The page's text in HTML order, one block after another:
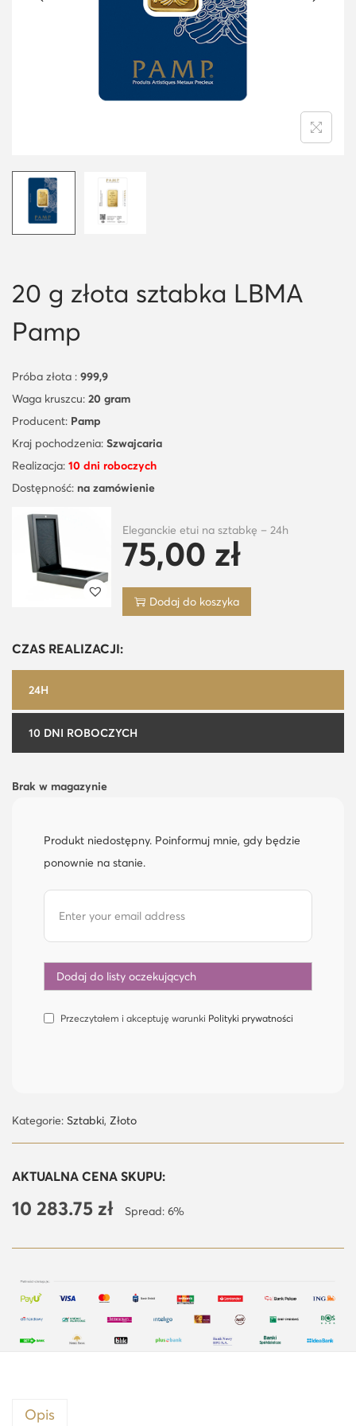
i
n
20 g złota sztabka LBMA
Pamp
Próba złota : 999,9
Waga kruszcu: 20 gram
Producent: Pamp
Kraj pochodzenia: Szwajcaria
Realizacja: 10 dni roboczych
Dostępność: na zamówienie
Eleganckie etui na sztabkę – 24h
75,00 zł
Dodaj do koszyka
CZAS REALIZACJI:
24H
10 DNI ROBOCZYCH
Brak w magazynie
Produkt niedostępny. Poinformuj mnie, gdy będzie
ponownie na stanie.
Przeczytałem i akceptuję warunki Polityki prywatności
Kategorie: Sztabki, Złoto
AKTUALNA CENA SKUPU:
10 283.75 zł Spread: 6%
Opis